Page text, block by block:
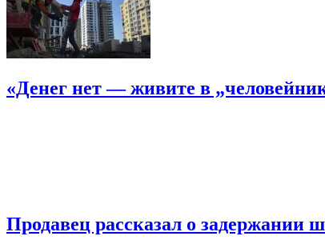
«Денег нет — живите в
Продавец рассказал о